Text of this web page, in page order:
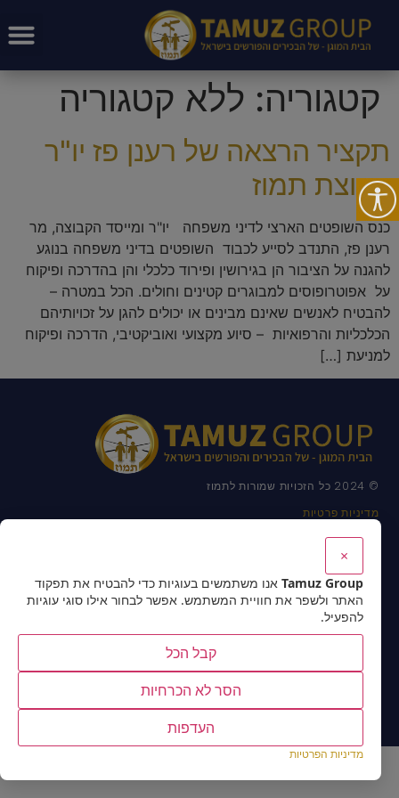
קטגוריה: ללא קטגוריה
תקציר הרצאה של רענן פז יו"ר
קבוצת תמוז
כנס השופטים הארצי לדיני משפחה יו"ר ומייסד הקבוצה, מר
רענן פז, התנדב לסייע לכבוד השופטים בדיני משפחה בנוגע
להגנה על הציבור הן בגירושין ופירוד כלכלי והן בהדרכה ופיקוח
על אפוטרופוסים למבוגרים קטינים וחולים. הכל במטרה –
להבטיח לאנשים שאינם מבינים או יכולים להגן על זכויותיהם
הכלכליות והרפואיות – סיוע מקצועי ואוביקטיבי, הדרכה ופיקוח
למניעת […]
© 2024 כל הזכויות שמורות לתמוז
מדיניות פרטיות
אמנת שירות לאתר
הצהרת נגישות
פרטי יצירת קשר
03-7519131
072-2766895
TamuzService@tamuzgroup.co.il
רח' תובל 40 , מגדל ספיר , רמת גן
×
Tamuz Group אנו משתמשים בעוגיות כדי להבטיח את תפקוד
האתר ולשפר את חוויית המשתמש. אפשר לבחור אילו סוגי עוגיות
להפעיל.
קבל הכל
הסר לא הכרחיות
העדפות
מדיניות הפרטיות